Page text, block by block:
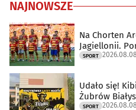
NAJNOWSZE
Na Chorten
Jagiellonii.
SPORT
Udało się!
Żubrów
SPORT